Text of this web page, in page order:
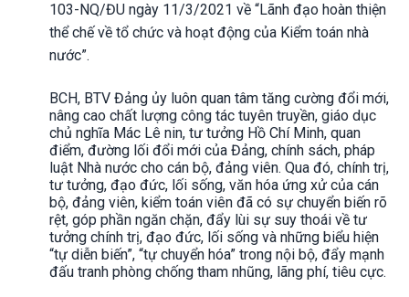
103-NQ/ĐU ngày 11/3/2021 về “Lãnh đạo hoàn thiện
thể chế về tổ chức và hoạt động của Kiểm toán nhà
nước”.
BCH, BTV Đảng ủy luôn quan tâm tăng cường đổi mới,
nâng cao chất lượng công tác tuyên truyền, giáo dục
chủ nghĩa Mác Lê nin, tư tưởng Hồ Chí Minh, quan
điểm, đường lối đổi mới của Đảng, chính sách, pháp
luật Nhà nước cho cán bộ, đảng viên. Qua đó, chính trị,
tư tưởng, đạo đức, lối sống, văn hóa ứng xử của cán
bộ, đảng viên, kiểm toán viên đã có sự chuyển biến rõ
rệt, góp phần ngăn chặn, đẩy lùi sự suy thoái về tư
tưởng chính trị, đạo đức, lối sống và những biểu hiện
“tự diễn biến”, “tự chuyển hóa” trong nội bộ, đẩy mạnh
đấu tranh phòng chống tham nhũng, lãng phí, tiêu cực.